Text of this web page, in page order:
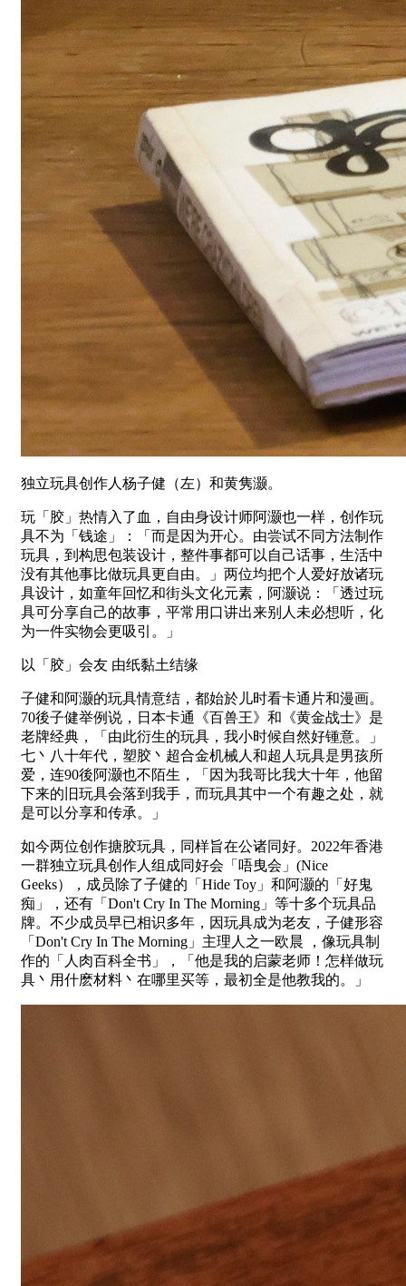
独立玩具创作人杨子健（左）和黄隽灏。
玩「胶」热情入了血，自由身设计师阿灏也一样，创作玩
具不为「钱途」：「而是因为开心。由尝试不同方法制作
玩具，到构思包装设计，整件事都可以自己话事，生活中
没有其他事比做玩具更自由。」两位均把个人爱好放诸玩
具设计，如童年回忆和街头文化元素，阿灏说：「透过玩
具可分享自己的故事，平常用口讲出来别人未必想听，化
为一件实物会更吸引。」
以「胶」会友 由纸黏土结缘
子健和阿灏的玩具情意结，都始於儿时看卡通片和漫画。
70後子健举例说，日本卡通《百兽王》和《黄金战士》是
老牌经典，「由此衍生的玩具，我小时候自然好锺意。」
七丶八十年代，塑胶丶超合金机械人和超人玩具是男孩所
爱，连90後阿灏也不陌生，「因为我哥比我大十年，他留
下来的旧玩具会落到我手，而玩具其中一个有趣之处，就
是可以分享和传承。」
如今两位创作搪胶玩具，同样旨在公诸同好。2022年香港
一群独立玩具创作人组成同好会「唔曳会」(Nice
Geeks），成员除了子健的「Hide Toy」和阿灏的「好鬼
痴」，还有「Don't Cry In The Morning」等十多个玩具品
牌。不少成员早已相识多年，因玩具成为老友，子健形容
「Don't Cry In The Morning」主理人之一欧晨 ，像玩具制
作的「人肉百科全书」，「他是我的启蒙老师！怎样做玩
具丶用什麽材料丶在哪里买等，最初全是他教我的。」